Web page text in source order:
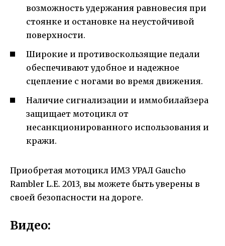
возможность удержания равновесия при
стоянке и остановке на неустойчивой
поверхности.
Широкие и противоскользящие педали
обеспечивают удобное и надежное
сцепление с ногами во время движения.
Наличие сигнализации и иммобилайзера
защищает мотоцикл от
несанкционированного использования и
кражи.
Приобретая мотоцикл ИМЗ УРАЛ Gaucho
Rambler L.E. 2013, вы можете быть уверены в
своей безопасности на дороге.
Видео: